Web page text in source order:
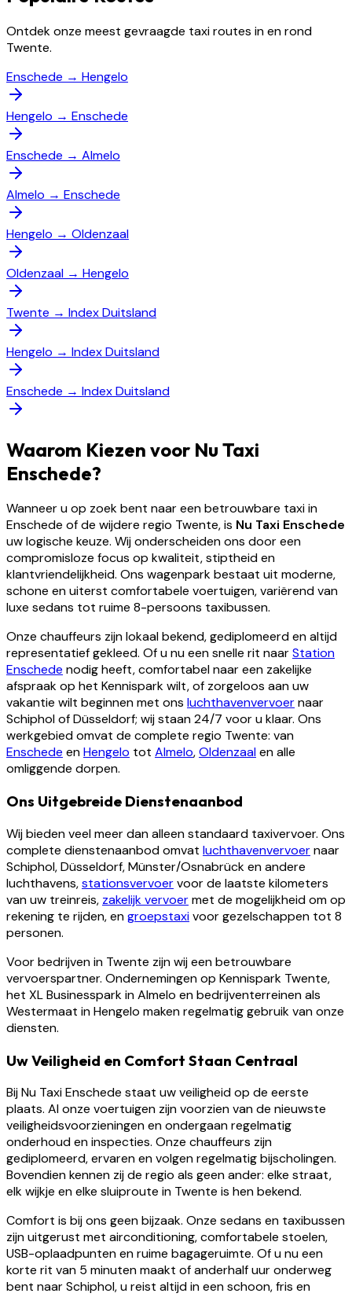
Ontdek onze meest gevraagde taxi routes in en rond
Twente.
Enschede → Hengelo
Hengelo → Enschede
Enschede → Almelo
Almelo → Enschede
Hengelo → Oldenzaal
Oldenzaal → Hengelo
Twente → Index Duitsland
Hengelo → Index Duitsland
Enschede → Index Duitsland
Waarom Kiezen voor Nu Taxi
Enschede?
Wanneer u op zoek bent naar een betrouwbare taxi in
Enschede of de wijdere regio Twente, is Nu Taxi Enschede
uw logische keuze. Wij onderscheiden ons door een
compromisloze focus op kwaliteit, stiptheid en
klantvriendelijkheid. Ons wagenpark bestaat uit moderne,
schone en uiterst comfortabele voertuigen, variërend van
luxe sedans tot ruime 8-persoons taxibussen.
Onze chauffeurs zijn lokaal bekend, gediplomeerd en altijd
representatief gekleed. Of u nu een snelle rit naarStation
Enschede nodig heeft, comfortabel naar een zakelijke
afspraak op het Kennispark wilt, of zorgeloos aan uw
vakantie wilt beginnen met ons luchthavenvervoernaar
Schiphol of Düsseldorf; wij staan 24/7 voor u klaar. Ons
werkgebied omvat de complete regio Twente: van
Enschede enHengelo tot Almelo,Oldenzaalen alle
omliggende dorpen.
Ons Uitgebreide Dienstenaanbod
Wij bieden veel meer dan alleen standaard taxivervoer. Ons
complete dienstenaanbod omvat luchthavenvervoernaar
Schiphol, Düsseldorf, Münster/Osnabrück en andere
luchthavens,stationsvervoervoor de laatste kilometers
van uw treinreis, zakelijk vervoermet de mogelijkheid om op
rekening te rijden, engroepstaxivoor gezelschappen tot 8
personen.
Voor bedrijven in Twente zijn wij een betrouwbare
vervoerspartner. Ondernemingen op Kennispark Twente,
het XL Businesspark in Almelo en bedrijventerreinen als
Westermaat in Hengelo maken regelmatig gebruik van onze
diensten.
Uw Veiligheid en Comfort Staan Centraal
Bij Nu Taxi Enschede staat uw veiligheid op de eerste
plaats. Al onze voertuigen zijn voorzien van de nieuwste
veiligheidsvoorzieningen en ondergaan regelmatig
onderhoud en inspecties. Onze chauffeurs zijn
gediplomeerd, ervaren en volgen regelmatig bijscholingen.
Bovendien kennen zij de regio als geen ander: elke straat,
elk wijkje en elke sluiproute in Twente is hen bekend.
Comfort is bij ons geen bijzaak. Onze sedans en taxibussen
zijn uitgerust met airconditioning, comfortabele stoelen,
USB-oplaadpunten en ruime bagageruimte. Of u nu een
korte rit van 5 minuten maakt of anderhalf uur onderweg
bent naar Schiphol, u reist altijd in een schoon, fris en